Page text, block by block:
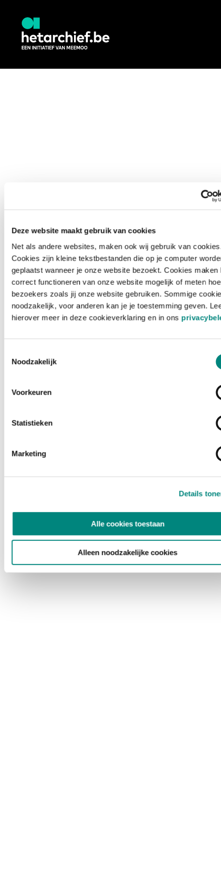
Deze website maakt gebruik van cookies
Net als andere websites, maken ook wij gebruik van
Cookies zijn kleine tekstbestanden die op je computer
geplaatst wanneer je onze website bezoekt. Cookies maken
correct functioneren van onze website mogelijk of meten hoe
bezoekers zoals jij onze website gebruiken. Sommige
noodzakelijk, voor anderen kan je je toestemming geven.
hierover meer in deze cookieverklaring en in ons
Noodzakelijk
Voorkeuren
Statistieken
Marketing
Details
Alle cookies toestaan
Alleen noodzakelijke cookies